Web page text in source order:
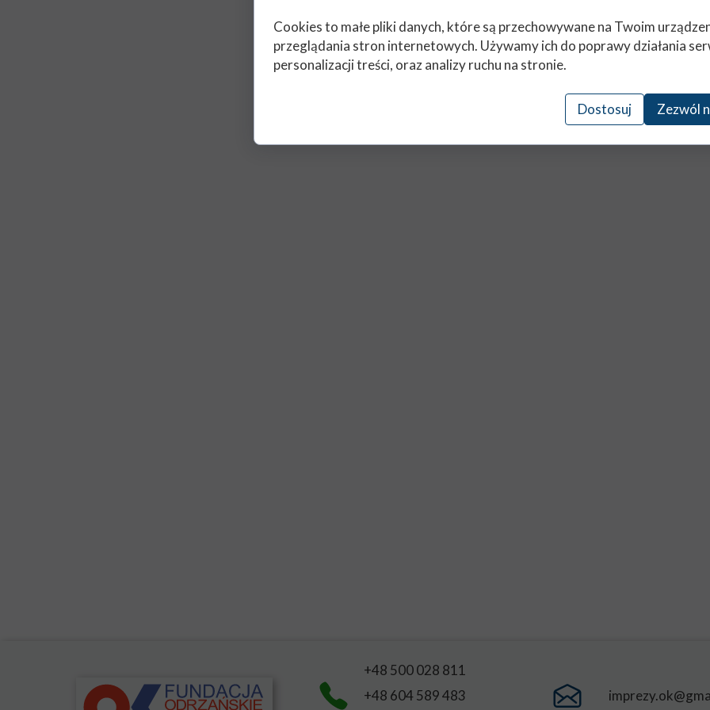
+48 604 589 483
+48 500 028 811
Cookies to małe pliki danych, które są przechowywane na Twoim
przeglądania stron internetowych. Używamy ich do poprawy działania
personalizacji treści, oraz analizy ruchu na stronie.
Dostosuj Zezwól